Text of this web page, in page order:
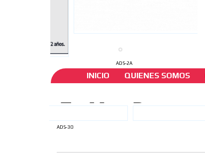
ADS-2A
INICIO QUIENES SOMOS
ADS-30